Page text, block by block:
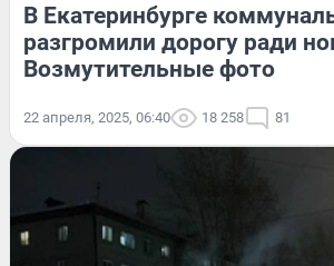
В Екатеринбурге
разгромили дорогу ради
Возмутительные фото
22 апреля, 2025, 06:40 18 258 81